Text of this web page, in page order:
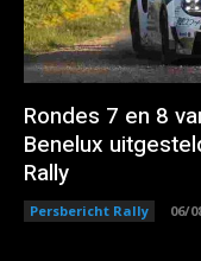
Rondes 7 en 8
Benelux
Rally
Persbericht Rally 06/